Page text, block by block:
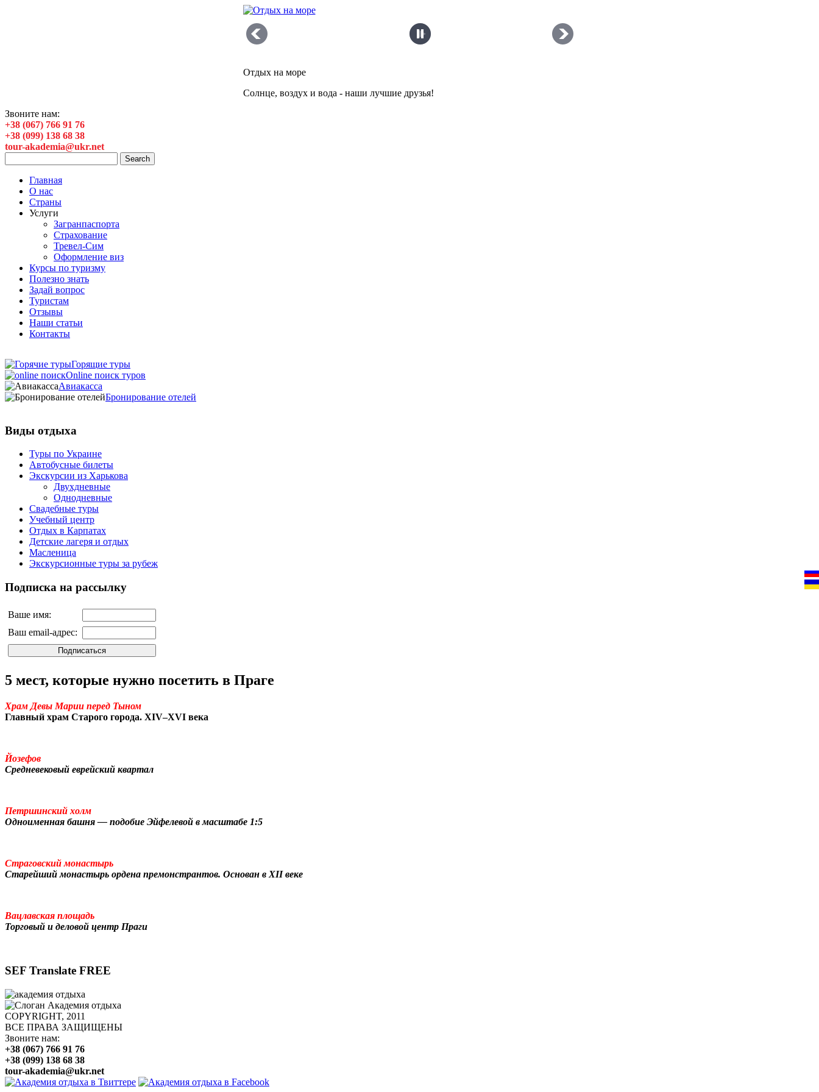
Отдых на море
Солнце, воздух и вода - наши лучшие друзья!
Звоните нам:
+38 (067) 766 91 76
+38 (099) 138 68 38
tour-akademia@ukr.net
Главная
О нас
Страны
Услуги
Загранпаспорта
Страхование
Тревел-Сим
Оформление виз
Курсы по туризму
Полезно знать
Задай вопрос
Туристам
Отзывы
Наши статьи
Контакты
Горящие туры
Online поиск туров
Авиакасса
Бронирование отелей
Виды отдыха
Туры по Украине
Автобусные билеты
Экскурсии из Харькова
Двухдневные
Однодневные
Свадебные туры
Учебный центр
Отдых в Карпатах
Детские лагеря и отдых
Масленица
Экскурсионные туры за рубеж
Подписка на рассылку
Ваше имя:
Ваш email-адрес:
5 мест, которые нужно посетить в Праге
Храм Девы Марии перед Тыном
Главный храм Старого города. XIV–XVI века
Йозефов
Средневековый еврейский квартал
Петршинский холм
Одноименная башня — подобие Эйфелевой в масштабе 1:5
Страговский монастырь
Старейший монастырь ордена премонстрантов. Основан в XII веке
Вацлавская площадь
Торговый и деловой центр Праги
SEF Translate FREE
COPYRIGHT, 2011
ВСЕ ПРАВА ЗАЩИЩЕНЫ
Звоните нам:
+38 (067) 766 91 76
+38 (099) 138 68 38
tour-akademia@ukr.net